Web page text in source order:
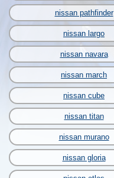
nissan pathfinder
nissan largo
nissan navara
nissan march
nissan cube
nissan titan
nissan murano
nissan gloria